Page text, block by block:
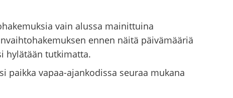
vain alussa mainittuina
ennen näitä päivämääriä
hylätään tutkimatta.
paikka vapaa-ajankodissa seuraa mukana